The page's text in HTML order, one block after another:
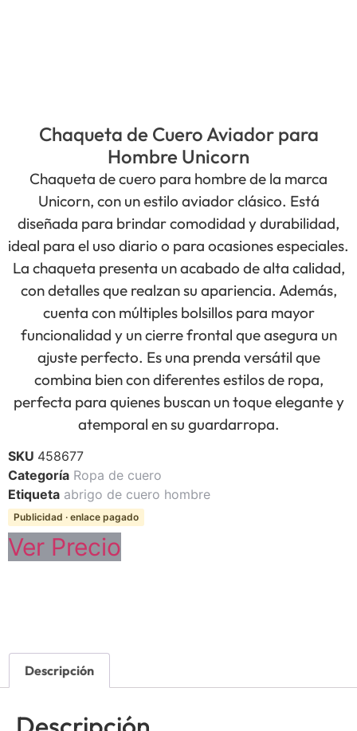
Chaqueta de Cuero Aviador para
Hombre Unicorn
Chaqueta de cuero para hombre de la marca
Unicorn, con un estilo aviador clásico. Está
diseñada para brindar comodidad y durabilidad,
ideal para el uso diario o para ocasiones especiales.
La chaqueta presenta un acabado de alta calidad,
con detalles que realzan su apariencia. Además,
cuenta con múltiples bolsillos para mayor
funcionalidad y un cierre frontal que asegura un
ajuste perfecto. Es una prenda versátil que
combina bien con diferentes estilos de ropa,
perfecta para quienes buscan un toque elegante y
atemporal en su guardarropa.
SKU 458677
Categoría Ropa de cuero
Etiqueta abrigo de cuero hombre
Publicidad · enlace pagado
Ver Precio
Descripción